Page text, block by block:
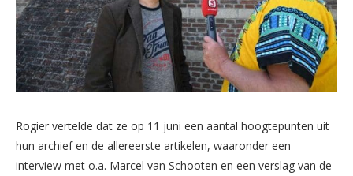
Rogier vertelde dat ze op 11 juni een aantal hoogtepunten uit
hun archief en de allereerste artikelen, waaronder een
interview met o.a. Marcel van Schooten en een verslag van de